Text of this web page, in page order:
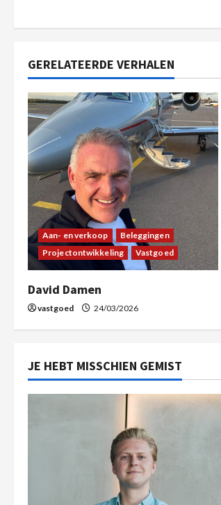
GERELATEERDE VERHALEN
Aan- en verkoop
Beleggingen
Projectontwikkeling
Vastgoed
David Damen
vastgoed 24/03/2026
JE HEBT MISSCHIEN GEMIST